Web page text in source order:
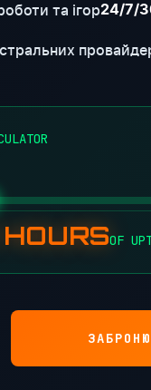
та ігор24/7/
HOURSOF